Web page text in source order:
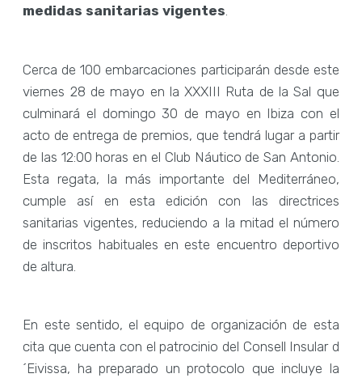
medidas sanitarias vigentes.
Cerca de 100 embarcaciones participarán desde este
viernes 28 de mayo en la XXXIII Ruta de la Sal que
culminará el domingo 30 de mayo en Ibiza con el
acto de entrega de premios, que tendrá lugar a partir
de las 12:00 horas en el Club Náutico de San Antonio.
Esta regata, la más importante del Mediterráneo,
cumple así en esta edición con las directrices
sanitarias vigentes, reduciendo a la mitad el número
de inscritos habituales en este encuentro deportivo
de altura.
En este sentido, el equipo de organización de esta
cita que cuenta con el patrocinio del Consell Insular d
´Eivissa, ha preparado un protocolo que incluye la